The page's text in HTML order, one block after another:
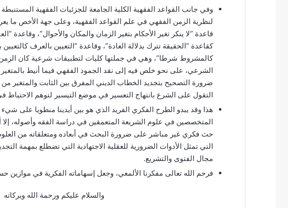
وفي جانب القواعد الفقهية الكلية الجامعة للجزئيات الفقهية
لنظرية الزمن الفقهي في علم القواعد الفقهية، وعلى جهة الأخص ما
قاعدة “لا ينكر تغير الأحكام بتغير الزمان والمكان والأحوال”، وقاعدة
كقاعدة “الحقيقة تترك بدلالة العادة”، وقاعدة “التعيين بالعرف
كالمشروط شرطا”، وهي في جملتها كليات لتطبيقات شرعية كان الزمن
الشرعي، على نحو خلص فيه إلى نقد الجمود الفقهي فيما أنيط
ضرورة التصحيح بتجديد الخطاب الديني المفرق بين الثابت والمتغير
التقول على الشرع بانتهاج التعسير في موضع التيسير لتوهم
هذا وقد يبدو الطرح الفكري الفريد الذي هو بين أيدينا منطويا على شيء
المتخصصين في علوم الشريعة المتعمقين في دراسة الفقه وأصوله،
حث فكري غير مباشر على ضرورة البحث في أبعاده ومتعلقاته من
التي تمثل الأدوات الضرورية للعقلية الاجتهادية التي تضطلع بمهمة
مجال الفتوى والتشريع.
فرحم الله تعالى مفكرنا الألمعي، وجعل إسهاماته الفكرية في موازين
والسلام عليكم ورحمة الله وبركاته